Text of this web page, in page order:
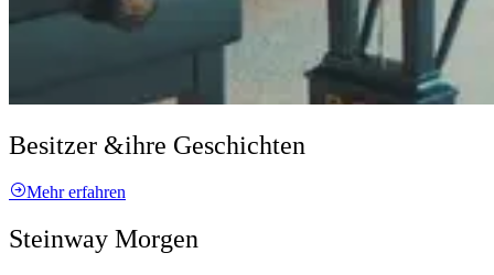
Besitzer &ihre Geschichten
Mehr erfahren
Steinway Morgen